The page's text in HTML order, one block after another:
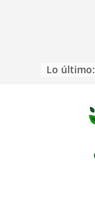
Lo último: